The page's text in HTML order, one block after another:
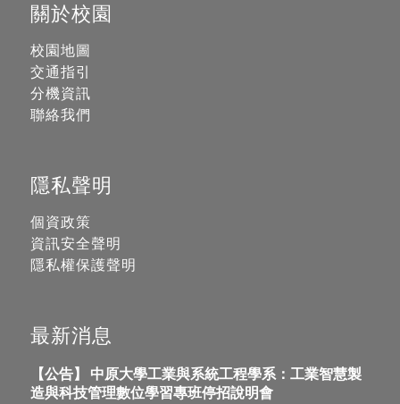
關於校園
校園地圖
交通指引
分機資訊
聯絡我們
隱私聲明
個資政策
資訊安全聲明
隱私權保護聲明
最新消息
【公告】 中原大學工業與系統工程學系：工業智慧製
造與科技管理數位學習專班停招說明會